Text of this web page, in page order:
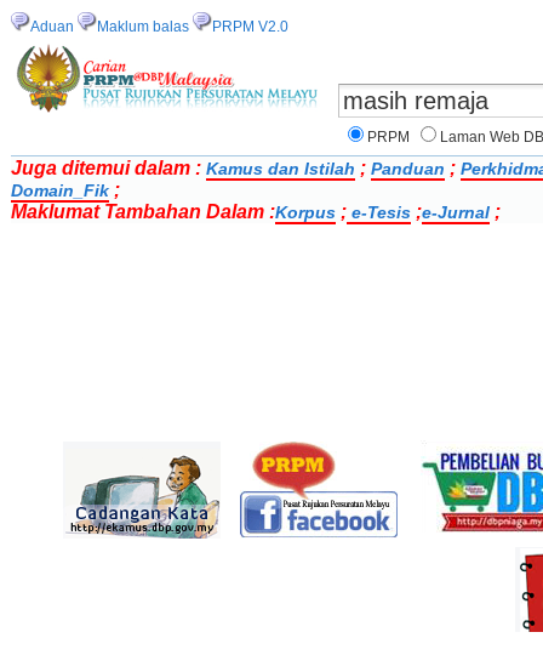
Aduan Maklum balas PRPM V2.0
PRPM Laman Web
Juga ditemui dalam : Kamus dan Istilah ; Panduan ;
Domain_Fik ;
Maklumat Tambahan Dalam :Korpus ; e-Tesis ;e-Jurnal ;